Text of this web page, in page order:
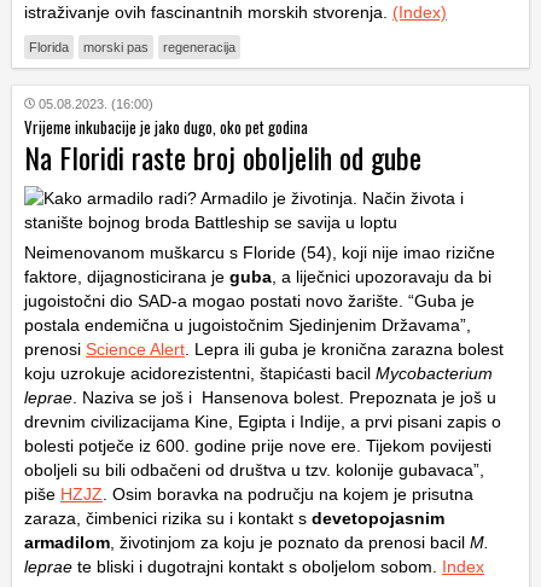
istraživanje ovih fascinantnih morskih stvorenja. (Index)
Florida morski pas regeneracija
05.08.2023. (16:00)
Vrijeme inkubacije je jako dugo, oko pet godina
Na Floridi raste broj oboljelih od gube
Neimenovanom muškarcu s Floride (54), koji nije imao rizične
faktore, dijagnosticirana je guba , a liječnici upozoravaju da bi
jugoistočni dio SAD-a mogao postati novo žarište. “Guba je
postala endemična u jugoistočnim Sjedinjenim Državama”,
prenosi Science Alert . Lepra ili guba je kronična zarazna bolest
koju uzrokuje acidorezistentni, štapićasti bacil Mycobacterium
leprae . Naziva se još i Hansenova bolest. Prepoznata je još u
drevnim civilizacijama Kine, Egipta i Indije, a prvi pisani zapis o
bolesti potječe iz 600. godine prije nove ere. Tijekom povijesti
oboljeli su bili odbačeni od društva u tzv. kolonije gubavaca”,
piše HZJZ . Osim boravka na području na kojem je prisutna
zaraza, čimbenici rizika su i kontakt s devetopojasnim
armadilom , životinjom za koju je poznato da prenosi bacil M.
leprae te bliski i dugotrajni kontakt s oboljelom sobom. Index